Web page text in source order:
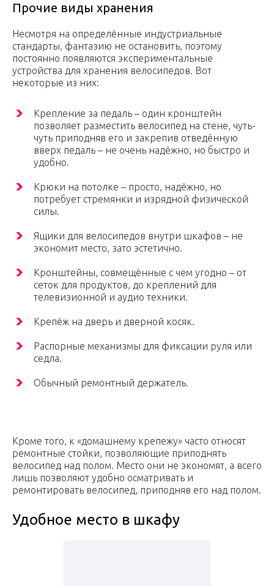
Прочие виды хранения
Несмотря на определённые индустриальные
стандарты, фантазию не остановить, поэтому
постоянно появляются экспериментальные
устройства для хранения велосипедов. Вот
некоторые из них:
Крепление за педаль – один кронштейн
позволяет разместить велосипед на стене, чуть-
чуть приподняв его и закрепив отведённую
вверх педаль – не очень надёжно, но быстро и
удобно.
Крюки на потолке – просто, надёжно, но
потребует стремянки и изрядной физической
силы.
Ящики для велосипедов внутри шкафов – не
экономит место, зато эстетично.
Кронштейны, совмещённые с чем угодно – от
сеток для продуктов, до креплений для
телевизионной и аудио техники.
Крепёж на дверь и дверной косяк.
Распорные механизмы для фиксации руля или
седла.
Обычный ремонтный держатель.
Кроме того, к «домашнему крепежу» часто относят
ремонтные стойки, позволяющие приподнять
велосипед над полом. Место они не экономят, а всего
лишь позволяют удобно осматривать и
ремонтировать велосипед, приподняв его над полом.
Удобное место в шкафу